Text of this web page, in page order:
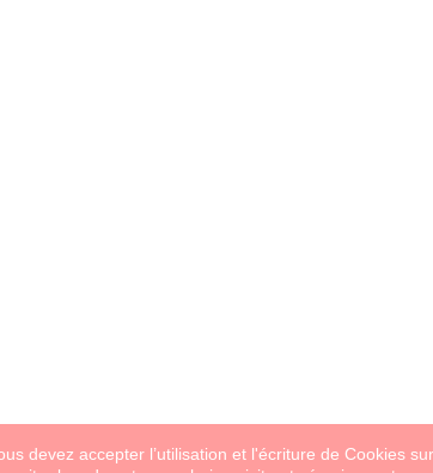
devez accepter l’utilisation et l'écriture de Cookies